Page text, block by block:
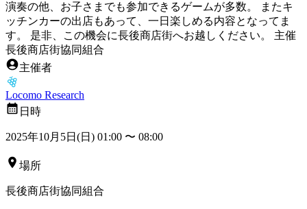
演奏の他、お子さまでも参加できるゲームが多数。 またキ
ッチンカーの出店もあって、一日楽しめる内容となってま
す。 是非、この機会に長後商店街へお越しください。 主催
長後商店街協同組合
主催者
Locomo Research
日時
2025年10月5日(日) 01:00 〜 08:00
場所
長後商店街協同組合